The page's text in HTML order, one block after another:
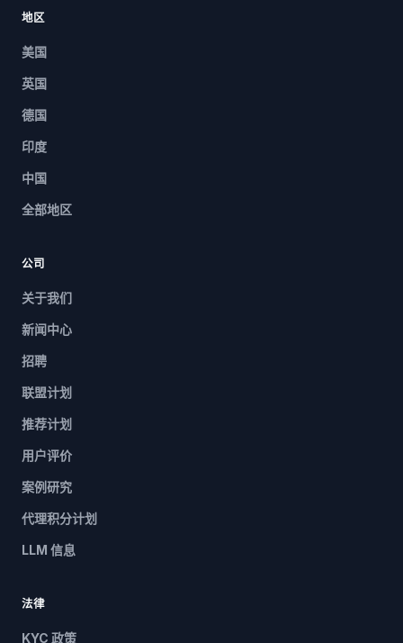
地区
美国
英国
德国
印度
中国
全部地区
公司
关于我们
新闻中心
招聘
联盟计划
推荐计划
用户评价
案例研究
代理积分计划
LLM 信息
法律
KYC 政策